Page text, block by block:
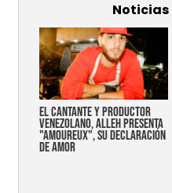
Noticias
EL CANTANTE Y PRODUCTOR
VENEZOLANO, ALLEH PRESENTA
"AMOUREUX", SU DECLARACIÓN
DE AMOR